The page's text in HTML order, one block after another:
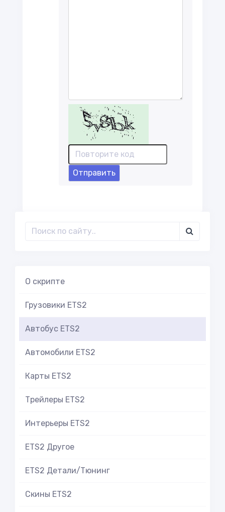
Отправить
О скрипте
Грузовики ETS2
Автобус ETS2
Автомобили ETS2
Карты ETS2
Трейлеры ETS2
Интерьеры ETS2
ETS2 Другое
ETS2 Детали/Тюнинг
Скины ETS2